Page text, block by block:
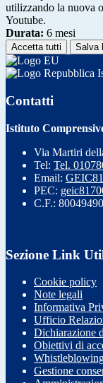
utilizzando la nuova
Youtube.
Durata: 6 mesi
Accetta tutti Salva
Contatti
Istituto
Via Martiri
Tel: Tel.
Email:
PEC:
C.F.:
Sezione Link
Cookie policy
Note legali
Informativa
Ufficio
Dichiarazione
Obiettivi di
Gestione